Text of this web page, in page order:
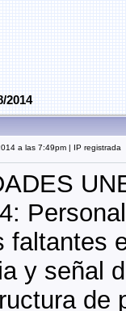
2014
a las 7:49pm | IP registrada
faltantes
y señal
de